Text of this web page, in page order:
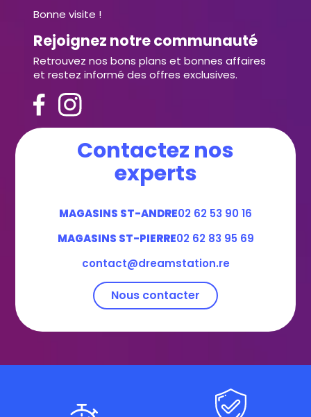
Bonne visite !
Rejoignez notre communauté
Retrouvez nos bons plans et bonnes affaires
et restez informé des offres exclusives.
Contactez nos
experts
MAGASINS ST-ANDRE02 62 53 90 16
MAGASINS ST-PIERRE02 62 83 95 69
contact@dreamstation.re
Nous contacter